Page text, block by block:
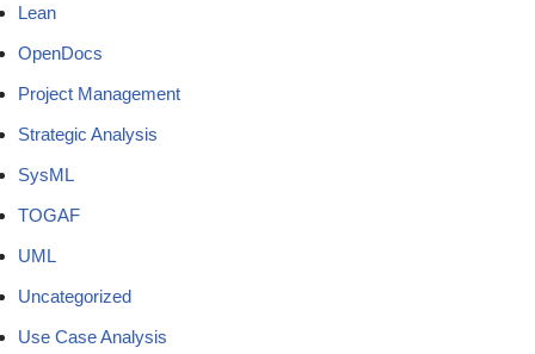
Lean
OpenDocs
Project Management
Strategic Analysis
SysML
TOGAF
UML
Uncategorized
Use Case Analysis